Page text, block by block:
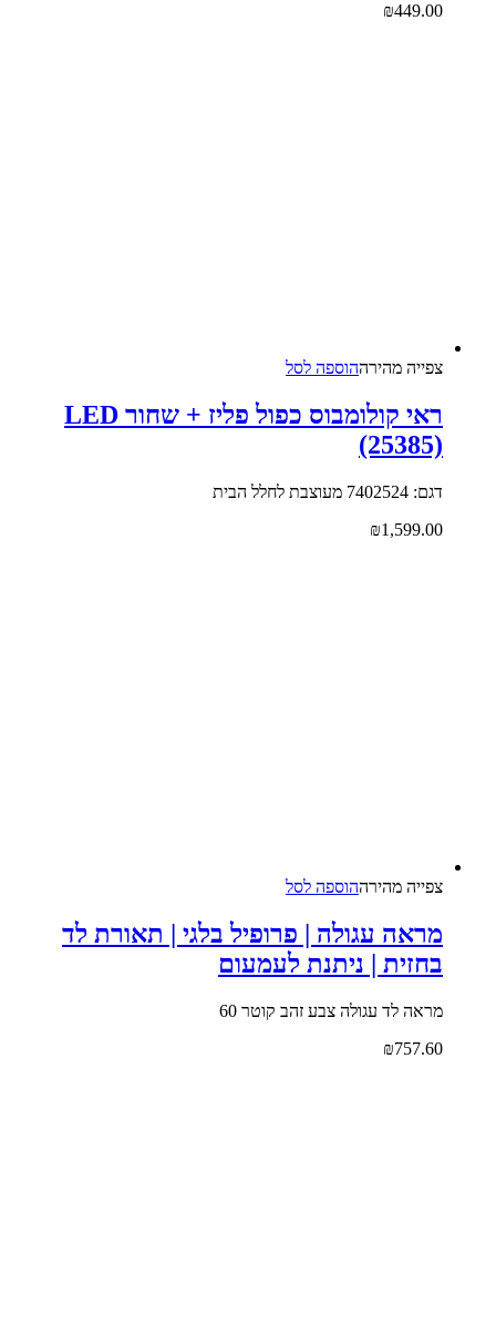
₪449.00
צפייה‬ ‫מהירה‬הוספה לסל
ראי קולומבוס כפול פליז + שחור LED
(25385)
דגם: 7402524 מעוצבת לחלל הבית
₪1,599.00
צפייה‬ ‫מהירה‬הוספה לסל
מראה עגולה | פרופיל בלגי | תאורת לד
בחזית | ניתנת לעמעום
מראה לד עגולה צבע זהב קוטר 60
₪757.60